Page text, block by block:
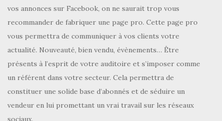
vos annonces sur Facebook, on ne saurait trop vous
recommander de fabriquer une page pro. Cette page pro
vous permettra de communiquer à vos clients votre
actualité. Nouveauté, bien vendu, évènements… Être
présents à l’esprit de votre auditoire et s’imposer comme
un référent dans votre secteur. Cela permettra de
constituer une solide base d’abonnés et de séduire un
vendeur en lui promettant un vrai travail sur les réseaux
sociaux.